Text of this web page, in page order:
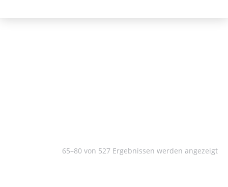
65–80 von 527 Ergebnissen werden angezeigt